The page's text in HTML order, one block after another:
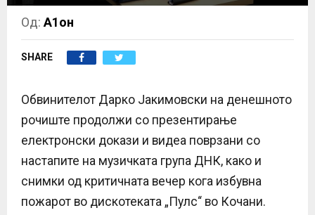
M
E
N
U
Од:А1он
SHARE
Обвинителот Дарко Јакимовски на денешното
рочиште продолжи со презентирање
електронски докази и видеа поврзани со
настапите на музичката група ДНК, како и
снимки од критичната вечер кога избувна
пожарот во дискотеката „Пулс“ во Кочани.